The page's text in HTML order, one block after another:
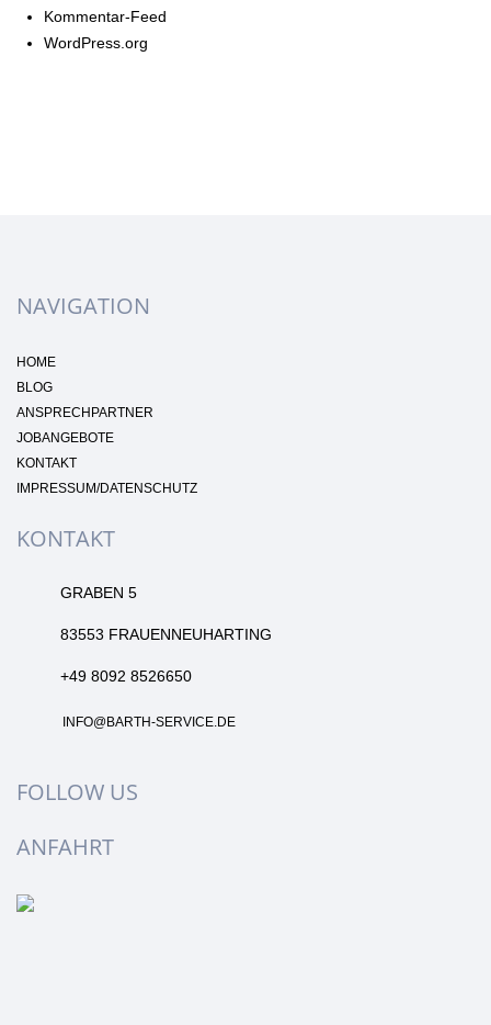
Kommentar-Feed
WordPress.org
NAVIGATION
HOME
BLOG
ANSPRECHPARTNER
JOBANGEBOTE
KONTAKT
IMPRESSUM/DATENSCHUTZ
KONTAKT
GRABEN 5
83553 FRAUENNEUHARTING
+49 8092 8526650
INFO@BARTH-SERVICE.DE
FOLLOW US
ANFAHRT